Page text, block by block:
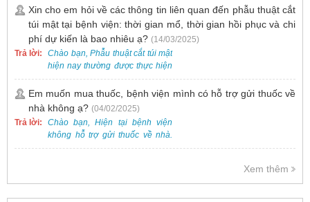
dưới 2 tuổi.
Xin cho em hỏi về các thông tin liên quan đến phẫu thuật cắt
túi mật tại bệnh viện: thời gian mổ, thời gian hồi phục và chi
phí dự kiến là bao nhiêu ạ? (14/03/2025)
Trả lời:
Chào bạn, Phẫu thuật cắt túi mật
hiện nay thường được thực hiện
bằng phương pháp nội soi, đây
là một kỹ thuật ít xâm lấn, an toàn
và phổ biến.
Em muốn mua thuốc, bệnh viện mình có hỗ trợ gửi thuốc về
nhà không ạ? (04/02/2025)
Trả lời:
Chào bạn, Hiện tại bệnh viện
không hỗ trợ gửi thuốc về nhà.
Việc cấp phát thuốc tại bệnh viện
trực tiếp.
Xem thêm